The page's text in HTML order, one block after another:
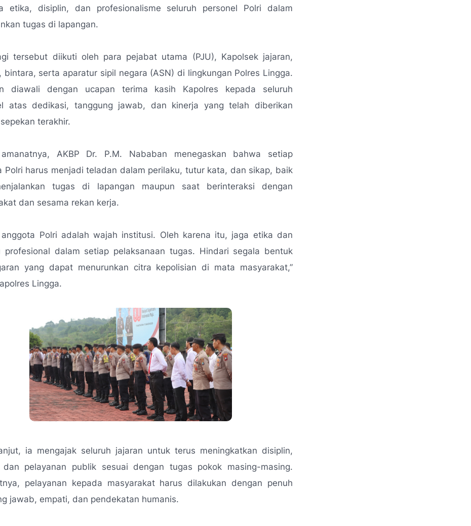
etika, disiplin, dan profesionalisme seluruh personel Polri dalam
tugas di lapangan.
tersebut diikuti oleh para pejabat utama (PJU), Kapolsek jajaran,
bintara, serta aparatur sipil negara (ASN) di lingkungan Polres Lingga.
diawali dengan ucapan terima kasih Kapolres kepada seluruh
atas dedikasi, tanggung jawab, dan kinerja yang telah diberikan
terakhir.
AKBP Dr. P.M. Nababan menegaskan bahwa setiap
Polri harus menjadi teladan dalam perilaku, tutur kata, dan sikap, baik
tugas di lapangan maupun saat berinteraksi dengan
dan sesama rekan kerja.
anggota Polri adalah wajah institusi. Oleh karena itu, jaga etika dan
profesional dalam setiap pelaksanaan tugas. Hindari segala bentuk
yang dapat menurunkan citra kepolisian di mata masyarakat,”
Lingga.
ia mengajak seluruh jajaran untuk terus meningkatkan disiplin,
dan pelayanan publik sesuai dengan tugas pokok masing-masing.
pelayanan kepada masyarakat harus dilakukan dengan penuh
jawab, empati, dan pendekatan humanis.